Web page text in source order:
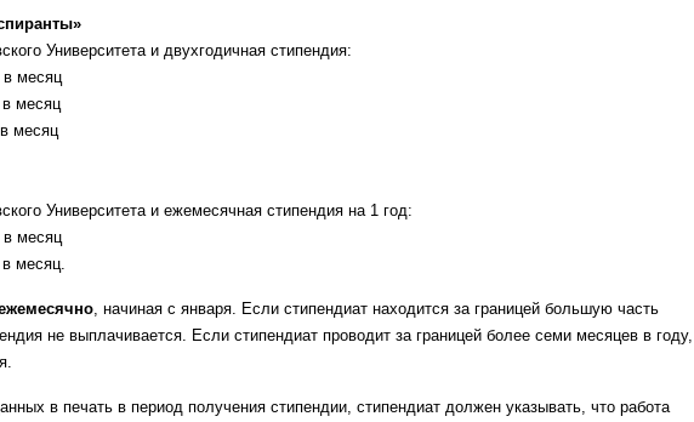
Университета и двухгодичная стипендия:
в месяц
в месяц
месяц
Университета и ежемесячная стипендия на 1 год:
в месяц
месяц.
, начиная с января. Если стипендиат находится за границей большую часть
не выплачивается. Если стипендиат проводит за границей более семи месяцев в году,
в печать в период получения стипендии, стипендиат должен указывать, что работа